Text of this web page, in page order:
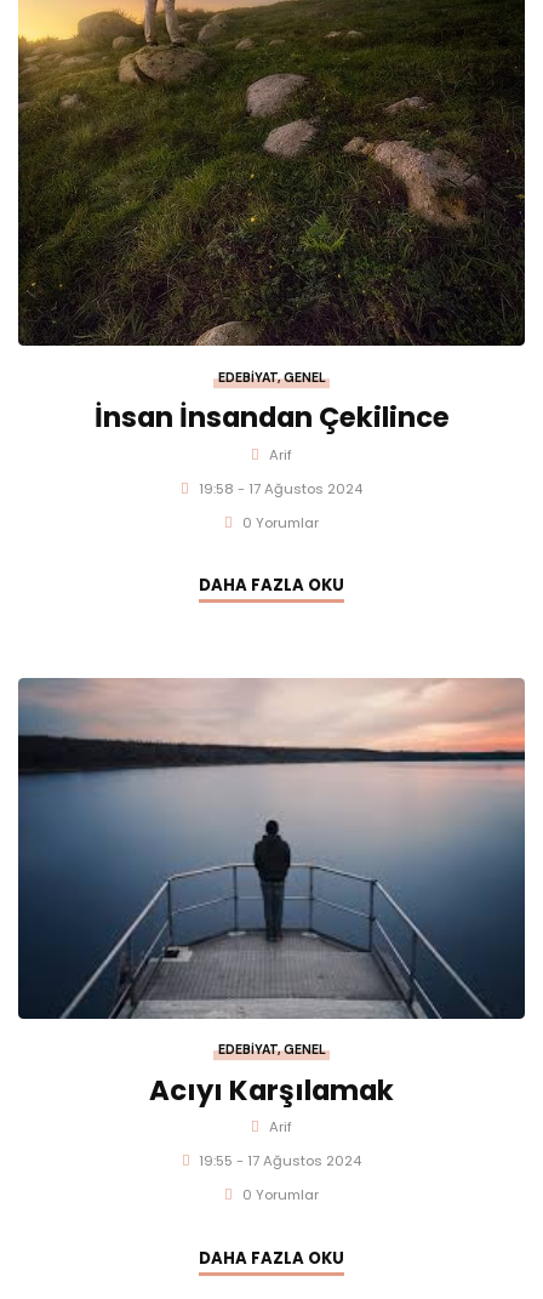
EDEBIYAT,GENEL
İnsan İnsandan Çekilince
Arif
19:58 - 17 Ağustos 2024
0 Yorumlar
DAHA FAZLA OKU
EDEBIYAT,GENEL
Acıyı Karşılamak
Arif
19:55 - 17 Ağustos 2024
0 Yorumlar
DAHA FAZLA OKU